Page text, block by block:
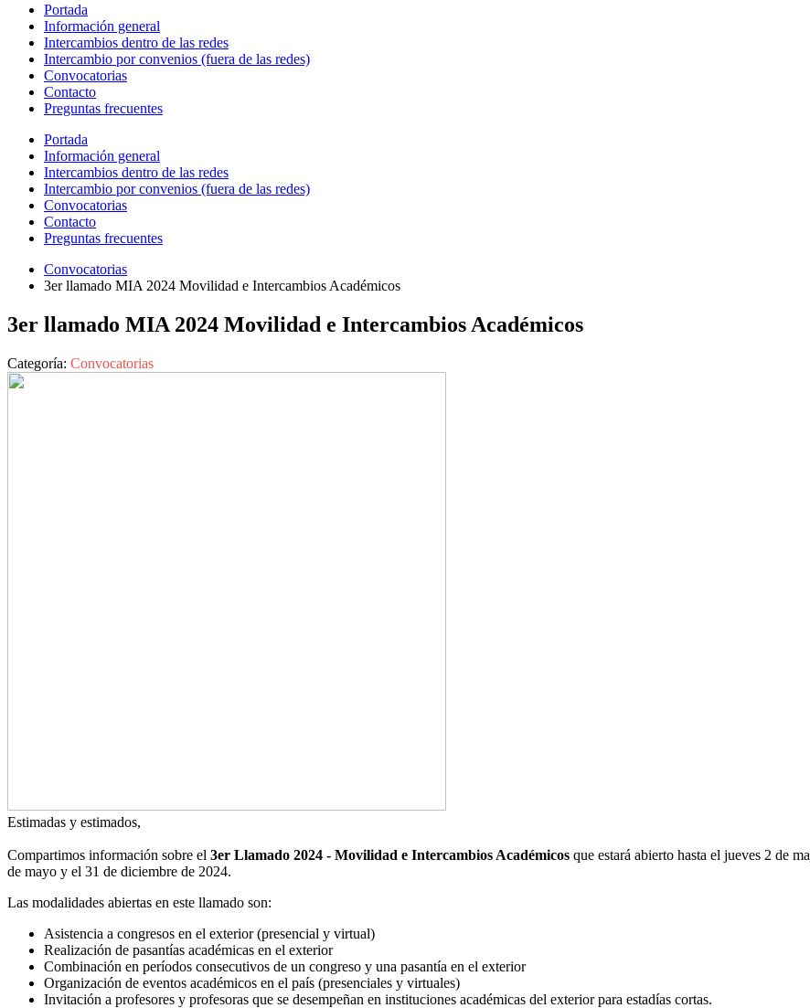
Portada
Información general
Intercambios dentro de las redes
Intercambio por convenios (fuera de las redes)
Convocatorias
Contacto
Preguntas frecuentes
Portada
Información general
Intercambios dentro de las redes
Intercambio por convenios (fuera de las redes)
Convocatorias
Contacto
Preguntas frecuentes
Convocatorias
3er llamado MIA 2024 Movilidad e Intercambios Académicos
3er llamado MIA 2024 Movilidad e Intercambios Académicos
Categoría: Convocatorias
Estimadas y estimados,
Compartimos información sobre el 3er Llamado 2024 - Movilidad e Intercambios Académicos que estará abierto hasta el jueves 2 de
de mayo y el 31 de diciembre de 2024.
Las modalidades abiertas en este llamado son:
Asistencia a congresos en el exterior (presencial y virtual)
Realización de pasantías académicas en el exterior
Combinación en períodos consecutivos de un congreso y una pasantía en el exterior
Organización de eventos académicos en el país (presenciales y virtuales)
Invitación a profesores y profesoras que se desempeñan en instituciones académicas del exterior para estadías cortas.